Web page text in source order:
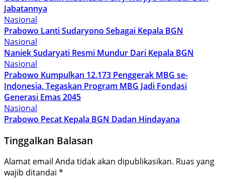
Jabatannya
Nasional
Prabowo Lanti Sudaryono Sebagai Kepala BGN
Nasional
Naniek Sudaryati Resmi Mundur Dari Kepala BGN
Nasional
Prabowo Kumpulkan 12.173 Penggerak MBG se-
Indonesia, Tegaskan Program MBG Jadi Fondasi
Generasi Emas 2045
Nasional
Prabowo Pecat Kepala BGN Dadan Hindayana
Tinggalkan Balasan
Alamat email Anda tidak akan dipublikasikan. Ruas yang
wajib ditandai *